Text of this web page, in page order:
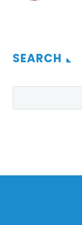
SEARCH